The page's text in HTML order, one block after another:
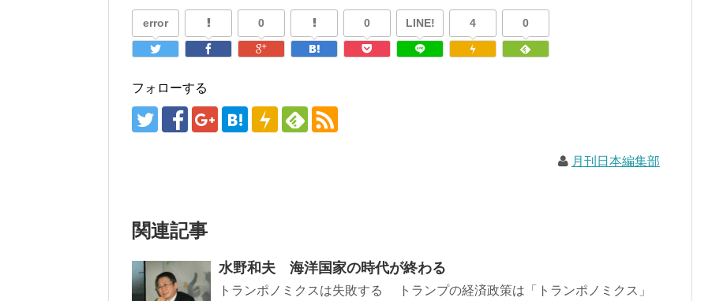
error 0 0 LINE! 4 0
フォローする
月刊日本編集部
関連記事
水野和夫 海洋国家の時代が終わる
トランポノミクスは失敗する トランプの経済政策は「トランポノミクス」